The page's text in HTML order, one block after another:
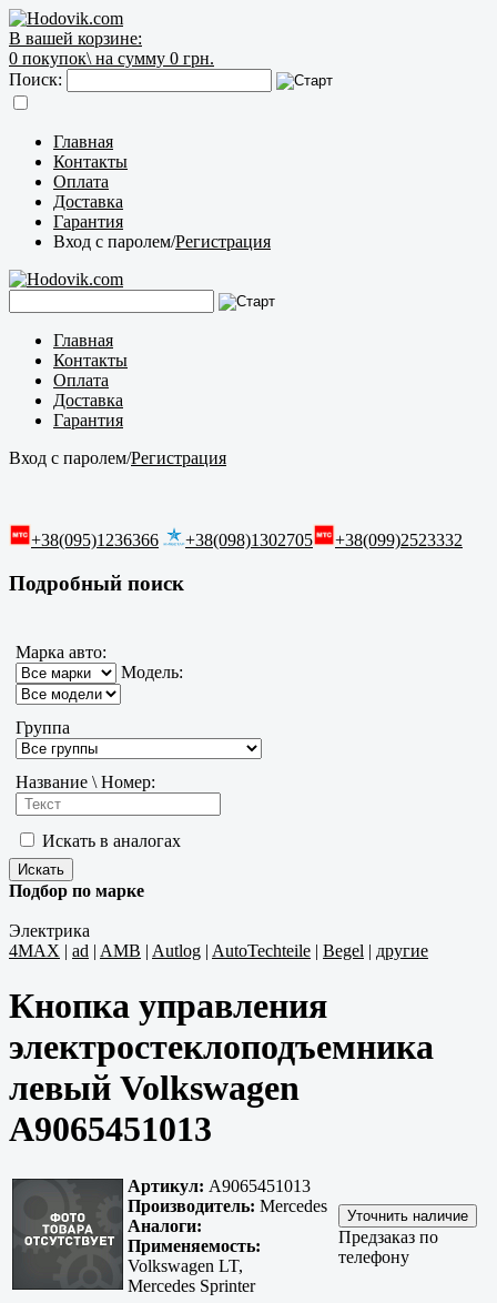
В вашей корзине:
0 покупок\ на сумму 0 грн.
Поиск:
Главная
Контакты
Оплата
Доставка
Гарантия
Вход с паролем/Регистрация
Главная
Контакты
Оплата
Доставка
Гарантия
Вход с паролем/Регистрация
+38(095)1236366 +38(098)1302705 +38(099)2523332
Подробный поиск
Марка авто:
Модель:
Группа
Название \ Номер:
Искать в аналогах
Подбор по марке
Электрика
4MAX | ad | AMB | Autlog | AutoTechteile | Begel | другие
Кнопка управления
электростеклоподъемника
левый Volkswagen
A9065451013
Артикул: A9065451013
Производитель: Mercedes
Аналоги:
Применяемость:
Volkswagen LT,
Mercedes Sprinter
Предзаказ по
телефону